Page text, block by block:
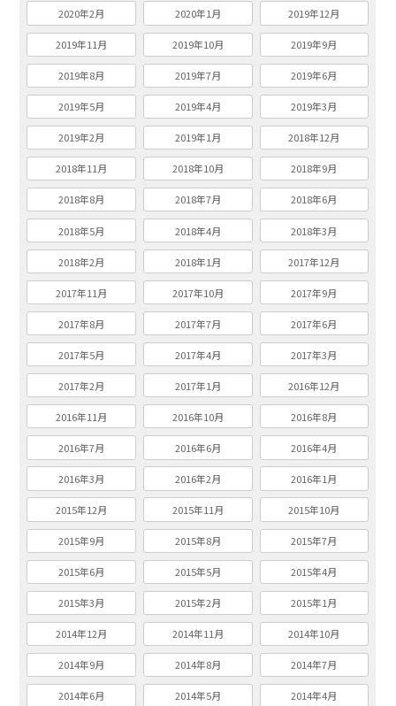
2020年2月 2020年1月 2019年12月
2019年11月 2019年10月 2019年9月
2019年8月 2019年7月 2019年6月
2019年5月 2019年4月 2019年3月
2019年2月 2019年1月 2018年12月
2018年11月 2018年10月 2018年9月
2018年8月 2018年7月 2018年6月
2018年5月 2018年4月 2018年3月
2018年2月 2018年1月 2017年12月
2017年11月 2017年10月 2017年9月
2017年8月 2017年7月 2017年6月
2017年5月 2017年4月 2017年3月
2017年2月 2017年1月 2016年12月
2016年11月 2016年10月 2016年8月
2016年7月 2016年6月 2016年4月
2016年3月 2016年2月 2016年1月
2015年12月 2015年11月 2015年10月
2015年9月 2015年8月 2015年7月
2015年6月 2015年5月 2015年4月
2015年3月 2015年2月 2015年1月
2014年12月 2014年11月 2014年10月
2014年9月 2014年8月 2014年7月
2014年6月 2014年5月 2014年4月